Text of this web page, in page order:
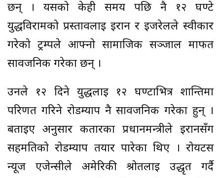
छन् । यसको केही समय पछि नै १२ घण्टे
युद्धविरामको प्रस्तावलाई ईरान र ईजरेलले स्वीकार
गरेको ट्रम्पले आफ्नो सामाजिक सञ्जाल मार्फत
सार्वजनिक गरेका छन् ।
उनले १२ दिने युद्धलाई १२ घण्टाभित्र शान्तिमा
परिणत गरिने रोडम्याप नै सार्वजनिक गरेका हुन् ।
बताइए अनुसार कतारका प्रधानमन्त्रीले ईरानसँग
सहमतिको रोडम्याप तयार पारेका थिए । रोयटर्स
न्यूज एजेन्सीले अमेरिकी श्रोतलाई उद्धृत गर्दै